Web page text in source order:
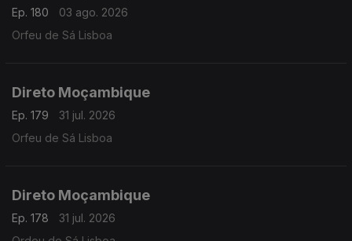
Ep. 180
03 ago. 2026
Orfeu de Sá Lisboa
Direto Moçambique
Ep. 179
31 jul. 2026
Orfeu de Sá Lisboa
Direto Moçambique
Ep. 178
31 jul. 2026